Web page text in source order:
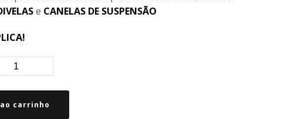
e CANELAS DE SUSPENSÃO
carrinho